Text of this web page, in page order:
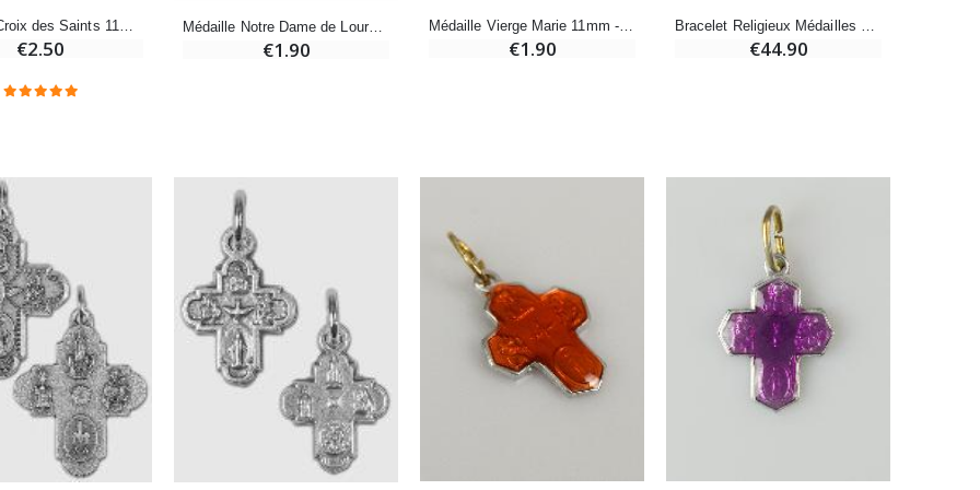
€5.50 €4.95
-25%
Lot de 20 Bougies de Neuvaine Blanches
€78.00 €58.50
€2.50
-25%
Médaille Croix des Saints 11mm - Bleu
€2.50
Médaille Notre Dame de Lourdes 11mm - Parme
€1.90
Médaille Vierge Marie 11mm - Couleur Parme
€1.90
Bracelet Religieux Médailles Vierge Miraculeuse Couleurs 11mm
€44.90